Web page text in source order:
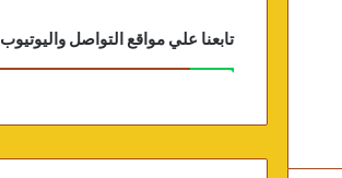
تابعنا علي مواقع التواصل واليوتيوب